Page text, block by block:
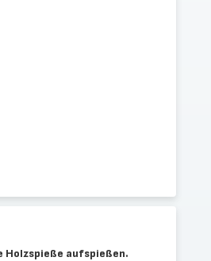
Holzspieße aufspießen.